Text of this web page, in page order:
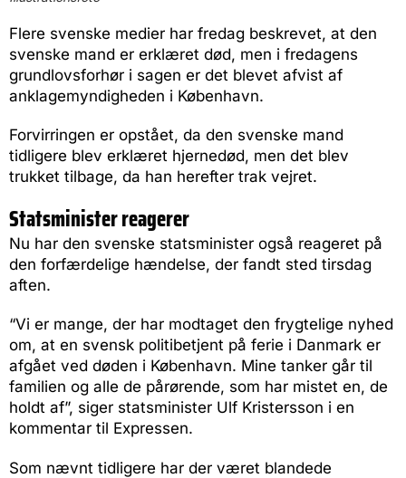
Flere svenske medier har fredag beskrevet, at den
svenske mand er erklæret død, men i fredagens
grundlovsforhør i sagen er det blevet afvist af
anklagemyndigheden i København.
Forvirringen er opstået, da den svenske mand
tidligere blev erklæret hjernedød, men det blev
trukket tilbage, da han herefter trak vejret.
Statsminister reagerer
Nu har den svenske statsminister også reageret på
den forfærdelige hændelse, der fandt sted tirsdag
aften.
“Vi er mange, der har modtaget den frygtelige nyhed
om, at en svensk politibetjent på ferie i Danmark er
afgået ved døden i København. Mine tanker går til
familien og alle de pårørende, som har mistet en, de
holdt af”, siger statsminister Ulf Kristersson i en
kommentar til Expressen.
Som nævnt tidligere har der været blandede